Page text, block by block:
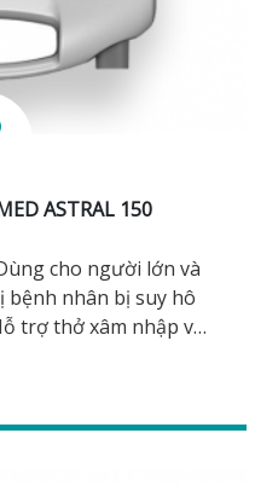
ASTRAL 150
cho người lớn và
nhân bị suy hô
trợ thở xâm nhập và